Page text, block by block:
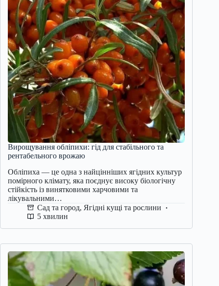
Вирощування обліпихи: гід для стабільного та
рентабельного врожаю
Обліпиха — це одна з найцінніших ягідних культур
помірного клімату, яка поєднує високу біологічну
стійкість із винятковими харчовими та
лікувальними…
Сад та город, Ягідні кущі та рослини
5 хвилин